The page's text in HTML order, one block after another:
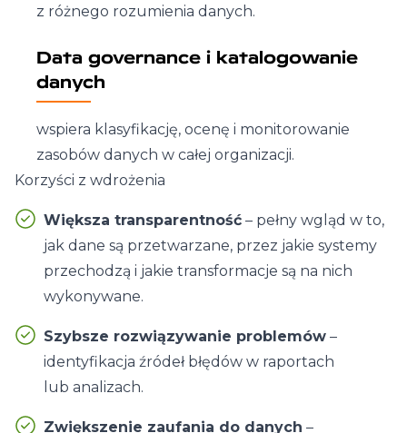
z różnego rozumienia danych.
Data governance i katalogowanie
danych
wspiera klasyfikację, ocenę i monitorowanie
zasobów danych w całej organizacji.
Korzyści z wdrożenia
Większa transparentność – pełny wgląd w to,
jak dane są przetwarzane, przez jakie systemy
przechodzą i jakie transformacje są na nich
wykonywane.
Szybsze rozwiązywanie problemów –
identyfikacja źródeł błędów w raportach
lub analizach.
Zwiększenie zaufania do danych –